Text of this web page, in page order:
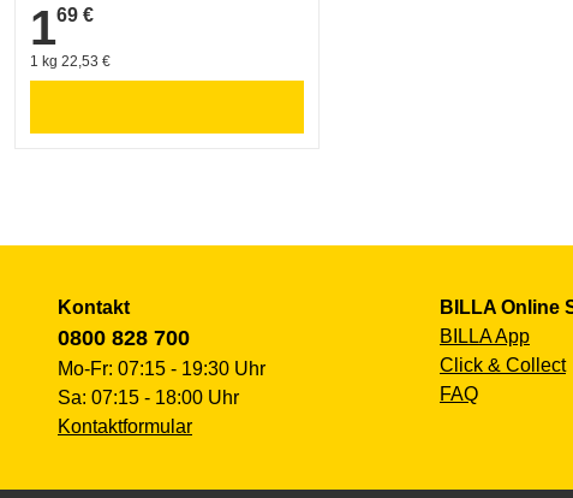
1,69 €
169 €
1 kg 22,53 €
Kontakt
0800 828 700
Mo-Fr: 07:15 - 19:30 Uhr
Sa: 07:15 - 18:00 Uhr
Kontaktformular
BILLA Online
BILLA App
Click & Collect
FAQ